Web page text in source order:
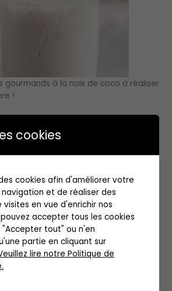
gourmands à la noix de coco à réaliser
!
PT05M
PT8H
cookies
cookies afin d'améliorer votre
et de réaliser des
en vue d'enrichir nos
accepter tous les cookies
"Accepter tout" ou n'en
partie en cliquant sur
lire notre Politique de